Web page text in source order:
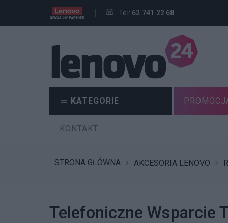
Tel: 62 741 22 68
KATEGORIE
KONTAKT
STRONA GŁÓWNA AKCESORIA LENOVO
Telefoniczne Wsparcie